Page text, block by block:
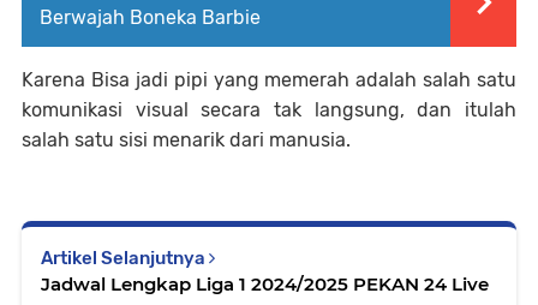
Berwajah Boneka Barbie
Karena Bisa jadi pipi yang memerah adalah salah satu
komunikasi visual secara tak langsung, dan itulah
salah satu sisi menarik dari manusia.
Artikel Selanjutnya
Jadwal Lengkap Liga 1 2024/2025 PEKAN 24 Live